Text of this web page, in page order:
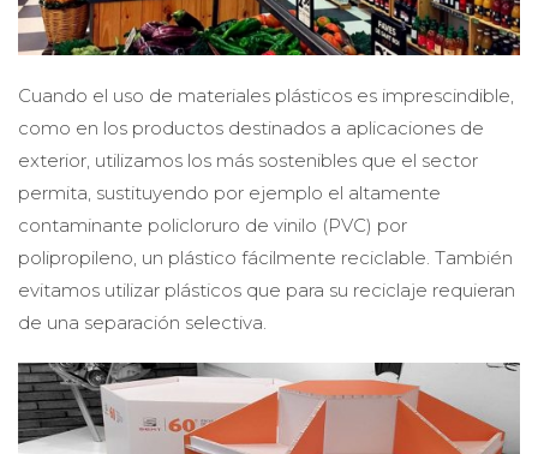
Cuando el uso de materiales plásticos es imprescindible,
como en los productos destinados a aplicaciones de
exterior, utilizamos los más sostenibles que el sector
permita, sustituyendo por ejemplo el altamente
contaminante policloruro de vinilo (PVC) por
polipropileno, un plástico fácilmente reciclable. También
evitamos utilizar plásticos que para su reciclaje requieran
de una separación selectiva.